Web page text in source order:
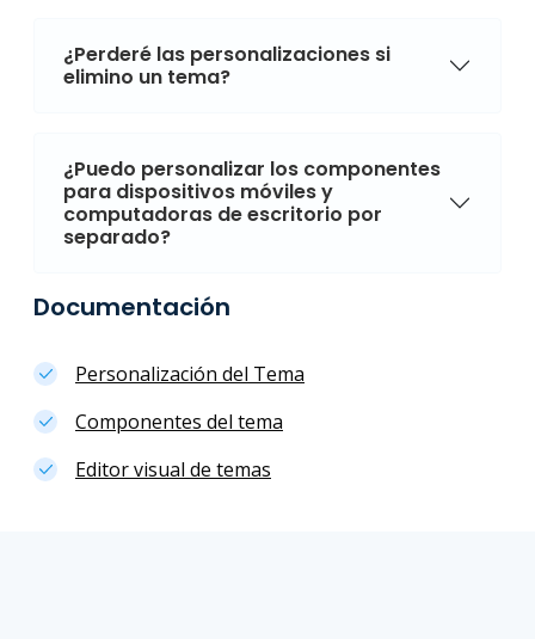
¿Perderé las personalizaciones si
elimino un tema?
¿Puedo personalizar los componentes
para dispositivos móviles y
computadoras de escritorio por
separado?
Documentación
Personalización del Tema
Componentes del tema
Editor visual de temas